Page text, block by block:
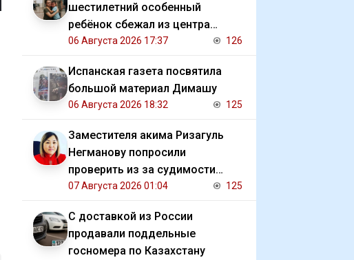
шестилетний особенный
ребёнок сбежал из центра
реабилитации и потерялся
06 Августа 2026 17:37 126
Испанская газета посвятила
большой материал Димашу
06 Августа 2026 18:32 125
Заместителя акима Ризагуль
Негманову попросили
проверить из за судимости
сестры
07 Августа 2026 01:04 125
С доставкой из России
продавали поддельные
госномера по Казахстану